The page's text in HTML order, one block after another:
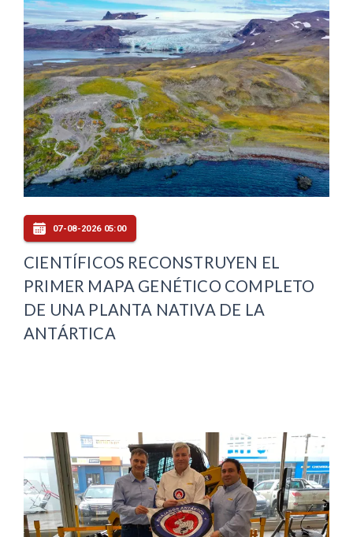
07-08-2026 05:00
CIENTÍFICOS RECONSTRUYEN EL
PRIMER MAPA GENÉTICO COMPLETO
DE UNA PLANTA NATIVA DE LA
ANTÁRTICA